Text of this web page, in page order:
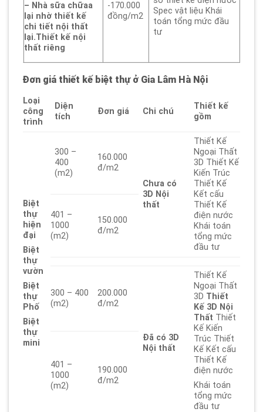
– Nhà sữa chữaa
lại nhờ thiết kế
chi tiết nội thất
lại.Thiết kế nội
thất riêng
-170.000
đồng/m2
Spec vật liệu Khái
toán tổng mức đầu
tư
Đơn giá thiết kế biệt thự ở Gia Lâm Hà Nội
Loại
công
trình
Diện
tích
Đơn giá Chi chú
Thiết kế
gồm
Biệt
thự
hiện
đại
Biệt
thự
vườn
Biệt
thự
Phố
Biệt
thự
mini
300 –
400
(m2)
160.000
đ/m2
Chưa có
3D Nội
thất
Thiết Kế
Ngoại Thất
3D Thiết Kế
Kiến Trúc
Thiết Kế
Kết cấu
Thiết Kế
điện nước
Khái toán
tổng mức
đầu tư
401 –
1000
(m2)
150.000
đ/m2
300 – 400
(m2)
200.000
đ/m2
Đã có 3D
Nội thất
Thiết Kế
Ngoại Thất
3D Thiết
Kế 3D Nội
Thất Thiết
Kế Kiến
Trúc Thiết
Kế Kết cấu
Thiết Kế
điện nước
Khái toán
tổng mức
đầu tư
401 –
1000
(m2)
190.000
đ/m2